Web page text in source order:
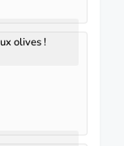
olives !